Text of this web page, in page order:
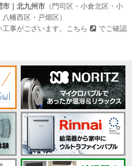
市｜北九州市 （門司区・小倉北区・小
幡西区・戸畑区）
事がございます。
こちら
でご確認